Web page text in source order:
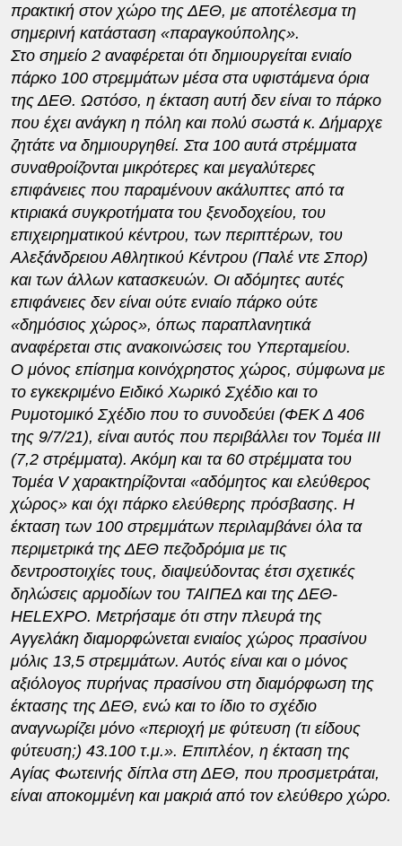
πρακτική στον χώρο της ΔΕΘ, με αποτέλεσμα τη
σημερινή κατάσταση «παραγκούπολης».
Στο σημείο 2 αναφέρεται ότι δημιουργείται ενιαίο
πάρκο 100 στρεμμάτων μέσα στα υφιστάμενα όρια
της ΔΕΘ. Ωστόσο, η έκταση αυτή δεν είναι το πάρκο
που έχει ανάγκη η πόλη και πολύ σωστά κ. Δήμαρχε
ζητάτε να δημιουργηθεί. Στα 100 αυτά στρέμματα
συναθροίζονται μικρότερες και μεγαλύτερες
επιφάνειες που παραμένουν ακάλυπτες από τα
κτιριακά συγκροτήματα του ξενοδοχείου, του
επιχειρηματικού κέντρου, των περιπτέρων, του
Αλεξάνδρειου Αθλητικού Κέντρου (Παλέ ντε Σπορ)
και των άλλων κατασκευών. Οι αδόμητες αυτές
επιφάνειες δεν είναι ούτε ενιαίο πάρκο ούτε
«δημόσιος χώρος», όπως παραπλανητικά
αναφέρεται στις ανακοινώσεις του Υπερταμείου.
Ο μόνος επίσημα κοινόχρηστος χώρος, σύμφωνα με
το εγκεκριμένο Ειδικό Χωρικό Σχέδιο και το
Ρυμοτομικό Σχέδιο που το συνοδεύει (ΦΕΚ Δ 406
της 9/7/21), είναι αυτός που περιβάλλει τον Τομέα ΙΙΙ
(7,2 στρέμματα). Ακόμη και τα 60 στρέμματα του
Τομέα Vχαρακτηρίζονται «αδόμητος και ελεύθερος
χώρος» και όχι πάρκο ελεύθερης πρόσβασης. Η
έκταση των 100 στρεμμάτων περιλαμβάνει όλα τα
περιμετρικά της ΔΕΘ πεζοδρόμια με τις
δεντροστοιχίες τους, διαψεύδοντας έτσι σχετικές
δηλώσεις αρμοδίων του ΤΑΙΠΕΔ και της ΔΕΘ-
HELEXPO. Μετρήσαμε ότι στην πλευρά της
Αγγελάκη διαμορφώνεται ενιαίος χώρος πρασίνου
μόλις 13,5 στρεμμάτων. Αυτός είναι και ο μόνος
αξιόλογος πυρήνας πρασίνου στη διαμόρφωση της
έκτασης της ΔΕΘ, ενώ και το ίδιο το σχέδιο
αναγνωρίζει μόνο «περιοχή με φύτευση (τι είδους
φύτευση;) 43.100 τ.μ.». Επιπλέον, η έκταση της
Αγίας Φωτεινής δίπλα στη ΔΕΘ, που προσμετράται,
είναι αποκομμένη και μακριά από τον ελεύθερο χώρο.